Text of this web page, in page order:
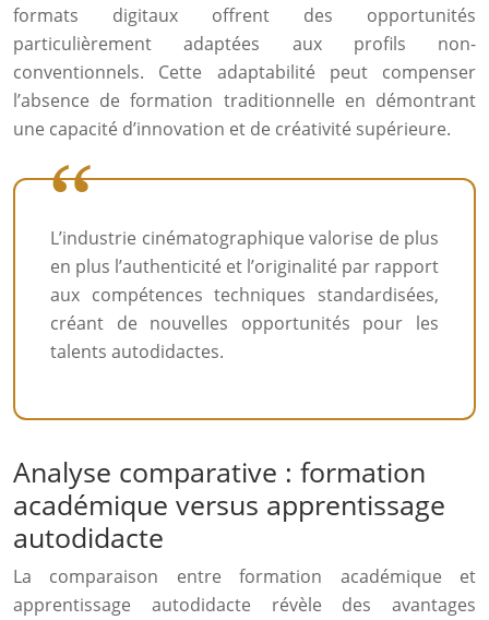
formats digitaux offrent des opportunités
particulièrement adaptées aux profils non-
conventionnels. Cette adaptabilité peut compenser
l’absence de formation traditionnelle en démontrant
une capacité d’innovation et de créativité supérieure.
L’industrie cinématographique valorise de plus
en plus l’authenticité et l’originalité par rapport
aux compétences techniques standardisées,
créant de nouvelles opportunités pour les
talents autodidactes.
Analyse comparative : formation
académique versus apprentissage
autodidacte
La comparaison entre formation académique et
apprentissage autodidacte révèle des avantages